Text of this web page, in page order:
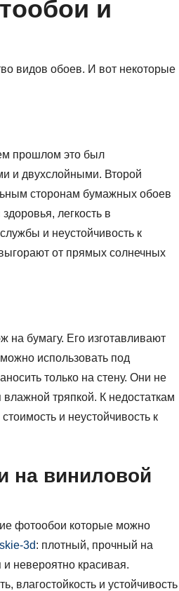
и
видов обоев. И вот некоторые
прошлом это был
и двухслойными. Второй
сторонам бумажных обоев
легкость в
и неустойчивость к
от прямых солнечных
на бумагу. Его изготавливают
использовать под
только на стену. Они не
тряпкой. К недостаткам
и неустойчивость к
на виниловой
фотообои которые можно
3d: плотный, прочный на
невероятно красивая.
влагостойкость и устойчивость